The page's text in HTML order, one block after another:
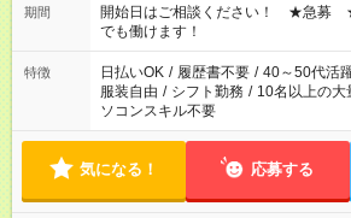
ん ※法令に基づき、週20時間以上勤
となります ※労働者派遣法（日雇い派
短時間・短期間の就業はご案内が難
期間
開始日はご相談ください！ ★急募
でも働けます！
特徴 日払いOK / 履歴書不要 / 40～50代活
服装自由 / シフト勤務 / 10名以上の大
ソコンスキル不要
気になる！ 応募する